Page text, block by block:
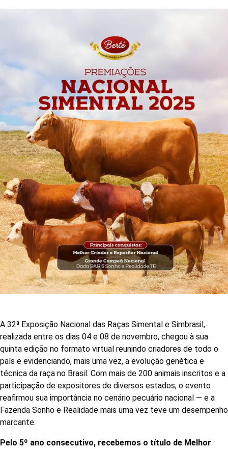
A 32ª Exposição Nacional das Raças Simental e Simbrasil,
realizada entre os dias 04 e 08 de novembro, chegou à sua
quinta edição no formato virtual reunindo criadores de todo o
país e evidenciando, mais uma vez, a evolução genética e
técnica da raça no Brasil. Com mais de 200 animais inscritos e a
participação de expositores de diversos estados, o evento
reafirmou sua importância no cenário pecuário nacional — e a
Fazenda Sonho e Realidade mais uma vez teve um desempenho
marcante.
Pelo 5º ano consecutivo, recebemos o título de Melhor